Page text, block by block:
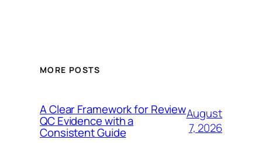
MORE POSTS
A Clear Framework for Review
QC Evidence with a
Consistent Guide
August
7, 2026